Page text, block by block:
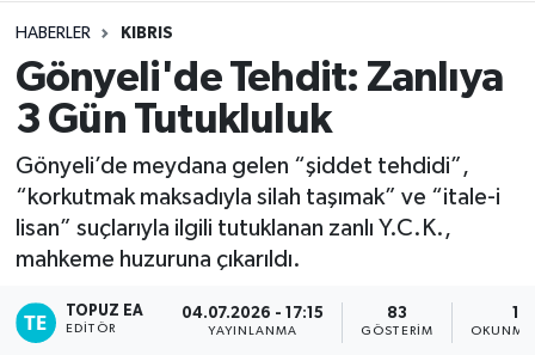
HABERLER KIBRIS
Gönyeli'de Tehdit: Zanlıya
3 Gün Tutukluluk
Gönyeli’de meydana gelen “şiddet tehdidi”,
“korkutmak maksadıyla silah taşımak” ve “itale-i
lisan” suçlarıyla ilgili tutuklanan zanlı Y.C.K.,
mahkeme huzuruna çıkarıldı.
TOPUZ EA
EDITÖR
04.07.2026 - 17:15
YAYINLANMA
83
GÖSTERIM OKUNMA
MAGAZİN
SAĞLIK
SPOR
Süper Lig Puan Durumu ve Fikstür
Tüm Manşetler
Son Dakika Haberleri